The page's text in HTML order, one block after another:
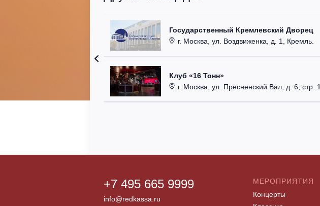
Государственный Кремлевский Дворец
г. Москва, ул. Воздвиженка, д. 1, Кремль.
Клуб «16 Тонн»
г. Москва, ул. Пресненский Вал, д. 6, стр. 1.
+7 495 665 9999
info@redkassa.ru
МЕРОПРИЯТИЯ
Концерты